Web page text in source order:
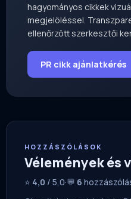
hagyományos cikkek
megjelöléssel.
ellenőrzött szerkesztői
PR cikk ajánlatkérés
HOZZÁSZÓLÁSOK
Vélemények és
⭐ 4,0 / 5,0·💬 6